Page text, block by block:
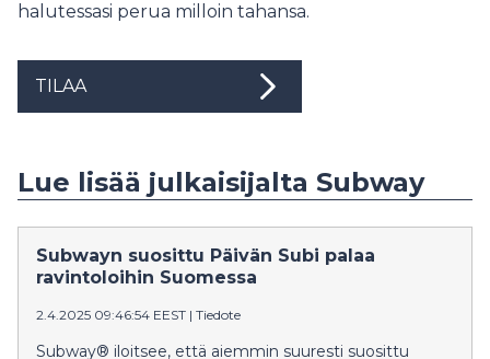
halutessasi perua milloin tahansa.
TILAA
Lue lisää julkaisijalta Subway
Subwayn suosittu Päivän Subi palaa
ravintoloihin Suomessa
2.4.2025 09:46:54 EEST | Tiedote
Subway® iloitsee, että aiemmin suuresti suosittu